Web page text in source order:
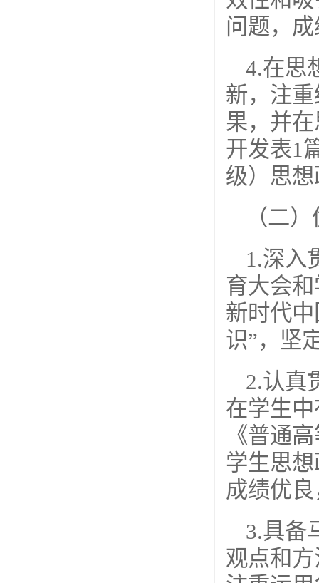
问题，
4.在思
新，注
果，并
开发表1
级）思
（二
1.深入
育大会
新时代
识”，坚
2.认真
在学生
《普通
学生思
成绩优
3.具备
观点和